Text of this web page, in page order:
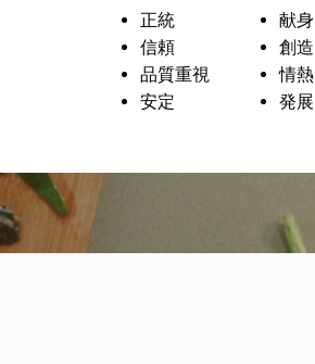
正統
信頼
品質重視
安定
献身
創造
情熱
発展